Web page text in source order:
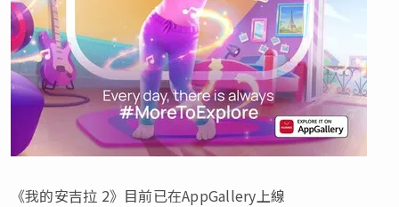
《我的安吉拉 2》目前已在AppGallery上線